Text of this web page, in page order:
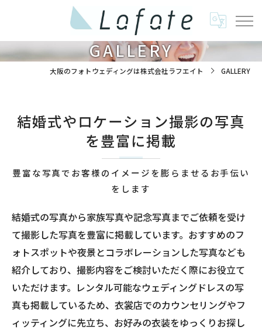
GALLERY
大阪のフォトウェディングは株式会社ラフエイト GALLERY
結婚式やロケーション撮影の写真
を豊富に掲載
豊富な写真でお客様のイメージを膨らませるお手伝い
をします
結婚式の写真から家族写真や記念写真までご依頼を受け
て撮影した写真を豊富に掲載しています。おすすめのフ
ォトスポットや夜景とコラボレーションした写真なども
紹介しており、撮影内容をご検討いただく際にお役立て
いただけます。レンタル可能なウェディングドレスの写
真も掲載しているため、衣裳店でのカウンセリングやフ
ィッティングに先立ち、お好みの衣装をゆっくりお探し